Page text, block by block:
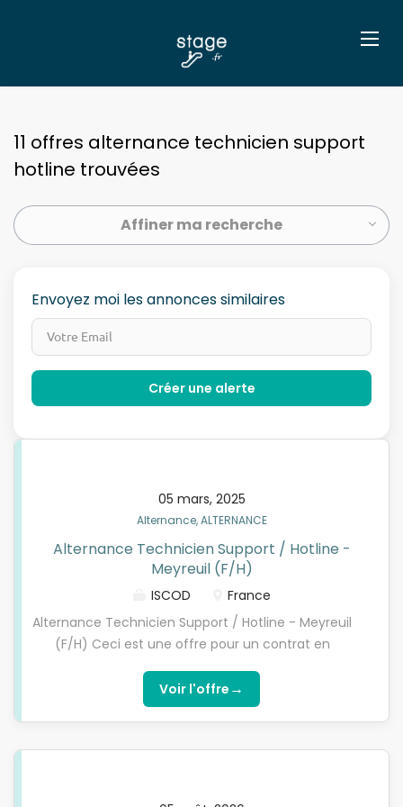
11 offres alternance technicien support
hotline trouvées
Affiner ma recherche
Envoyez moi les annonces similaires
05 mars, 2025
Alternance, ALTERNANCE
Alternance Technicien Support / Hotline -
Meyreuil (F/H)
ISCOD
France
Alternance Technicien Support / Hotline - Meyreuil
(F/H) Ceci est une offre pour un contrat en
BACCALAUREAT et remplir les critères d’éligibilité.
Qui sommes-nous ?L’ISCOD, spécialiste de la
Technicien Hotline en contrat d'apprentissage pour
Voir l'offre →